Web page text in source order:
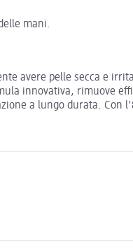
mani.
avere pelle secca e
innovativa, rimuove
a lungo durata. Con